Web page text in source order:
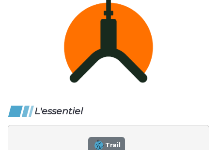
L'essentiel
Trail